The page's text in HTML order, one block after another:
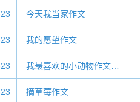
今天我当家作文
我的愿望作文
我最喜欢的小动物作文…
摘草莓作文